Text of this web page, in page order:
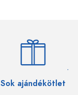
Sok ajándékötlet